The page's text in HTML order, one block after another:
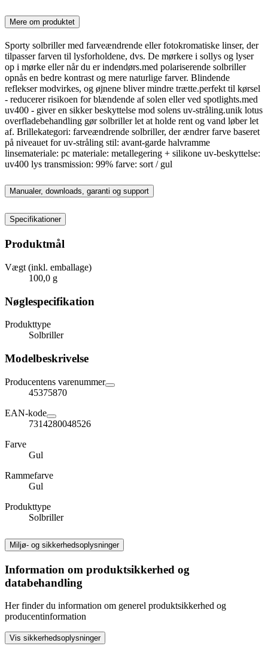
Mere om produktet
Sporty solbriller med farveændrende eller fotokromatiske linser, der
tilpasser farven til lysforholdene, dvs. De mørkere i sollys og lyser
op i mørke eller når du er indendørs.med polariserende solbriller
opnås en bedre kontrast og mere naturlige farver. Blindende
reflekser modvirkes, og øjnene bliver mindre trætte.perfekt til kørsel
- reducerer risikoen for blændende af solen eller ved spotlights.med
uv400 - giver en sikker beskyttelse mod solens uv-stråling.unik lotus
overfladebehandling gør solbriller let at holde rent og vand løber let
af. Brillekategori: farveændrende solbriller, der ændrer farve baseret
på niveauet for uv-stråling stil: avant-garde halvramme
linsemateriale: pc materiale: metallegering + silikone uv-beskyttelse:
uv400 lys transmission: 99% farve: sort / gul
Manualer, downloads, garanti og support
Specifikationer
Produktmål
Vægt (inkl. emballage)
100,0 g
Nøglespecifikation
Produkttype
Solbriller
Modelbeskrivelse
Producentens varenummer
45375870
EAN-kode
7314280048526
Farve
Gul
Rammefarve
Gul
Produkttype
Solbriller
Miljø- og sikkerhedsoplysninger
Information om produktsikkerhed og
databehandling
Her finder du information om generel produktsikkerhed og
producentinformation
Vis sikkerhedsoplysninger